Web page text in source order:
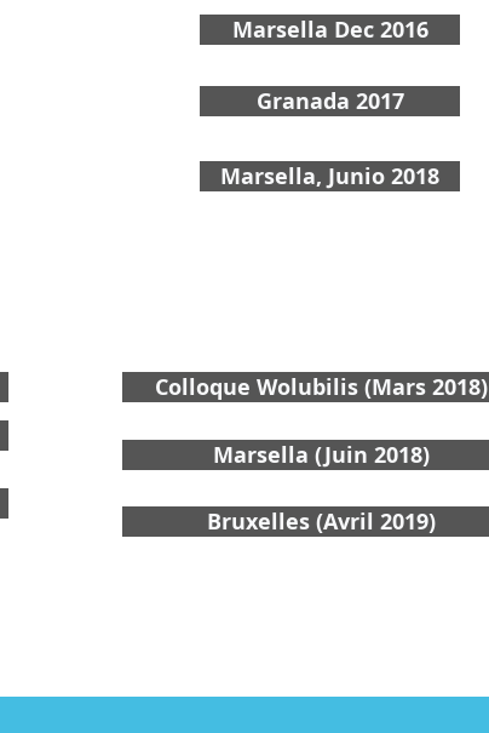
Marsella Dec 2016
Granada 2017
Marsella, Junio 2018
Colloque Wolubilis (Mars 2018)
Marsella (Juin 2018)
Bruxelles (Avril 2019)